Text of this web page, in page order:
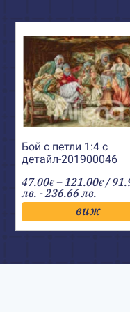
Бой с петли 1:4 с
детайл-201900046
47.00€ –121.00€Price
range:
/
лв. - 236.66 лв.
виж